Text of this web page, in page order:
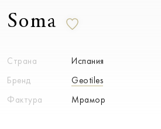
Soma
Страна
Испания
Бренд
Geotiles
Фактура
Мрамор